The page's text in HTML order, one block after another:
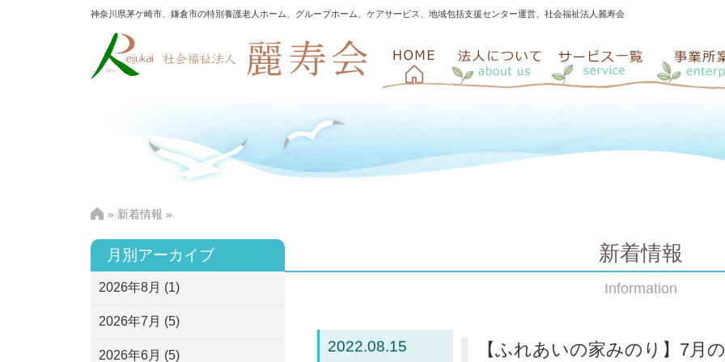
神奈川県茅ケ崎市、鎌倉市の特別養護老人ホーム、グループホーム、ケアサービス、地域包括支援センター運営、社会福祉法人麗寿会
» 新着情報 »
月別アーカイブ
2026年8月 (1)
2026年7月 (5)
2026年6月 (5)
新着情報
Information
2022.08.15 【ふれあいの家みのり】7月